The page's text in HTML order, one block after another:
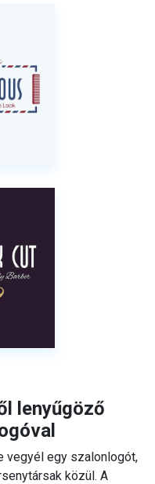
lenyűgöző
vegyél egy szalonlogót,
közül. A